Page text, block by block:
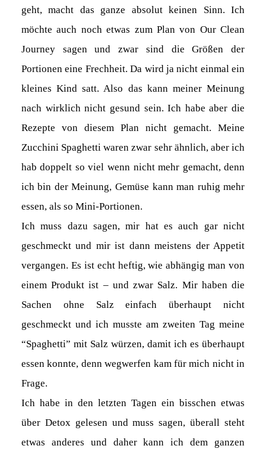
geht, macht das ganze absolut keinen Sinn. Ich
möchte auch noch etwas zum Plan von Our Clean
Journey sagen und zwar sind die Größen der
Portionen eine Frechheit. Da wird ja nicht einmal ein
kleines Kind satt. Also das kann meiner Meinung
nach wirklich nicht gesund sein. Ich habe aber die
Rezepte von diesem Plan nicht gemacht. Meine
Zucchini Spaghetti waren zwar sehr ähnlich, aber ich
hab doppelt so viel wenn nicht mehr gemacht, denn
ich bin der Meinung, Gemüse kann man ruhig mehr
essen, als so Mini-Portionen.
Ich muss dazu sagen, mir hat es auch gar nicht
geschmeckt und mir ist dann meistens der Appetit
vergangen. Es ist echt heftig, wie abhängig man von
einem Produkt ist – und zwar Salz. Mir haben die
Sachen ohne Salz einfach überhaupt nicht
geschmeckt und ich musste am zweiten Tag meine
“Spaghetti” mit Salz würzen, damit ich es überhaupt
essen konnte, denn wegwerfen kam für mich nicht in
Frage.
Ich habe in den letzten Tagen ein bisschen etwas
über Detox gelesen und muss sagen, überall steht
etwas anderes und daher kann ich dem ganzen